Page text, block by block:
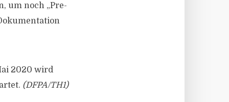
um noch „Pre-
2020 wird
(DFPA/TH1)